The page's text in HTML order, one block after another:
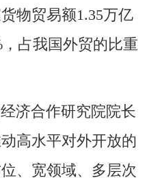
物贸易额1.35万亿
占我国外贸的比重
济合作研究院院长
高水平对外开放的
、宽领域、多层次